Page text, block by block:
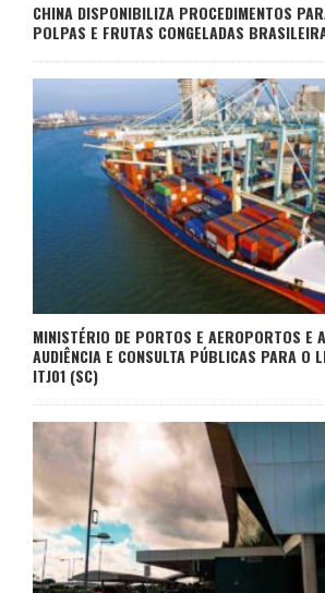
CHINA DISPONIBILIZA PROCEDIMENTOS
POLPAS E FRUTAS CONGELADAS
MINISTÉRIO DE PORTOS E AEROPORTOS E
AUDIÊNCIA E CONSULTA PÚBLICAS PARA O
ITJ01 (SC)